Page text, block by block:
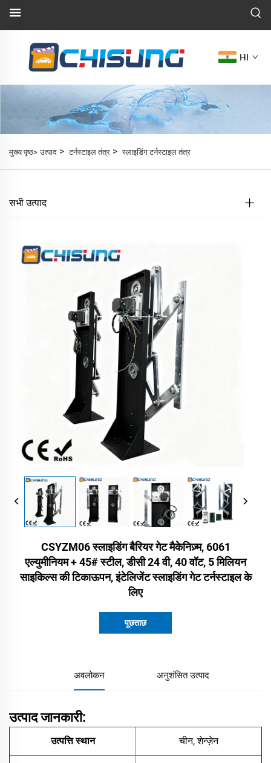
HI
मुख्य पृष्ठ> उत्पाद >टर्नस्टाइल तंत्र >स्लाइडिंग टर्नस्टाइल तंत्र
सभी उत्पाद
CSYZM06 स्लाइडिंग बैरियर गेट मैकेनिज़्म, 6061
एल्युमीनियम + 45# स्टील, डीसी 24 वी, 40 वॉट, 5 मिलियन
साइकिल्स की टिकाऊपन, इंटेलिजेंट स्लाइडिंग गेट टर्नस्टाइल के
लिए
पूछताछ
अवलोकन अनुशंसित उत्पाद
उत्पाद जानकारी:
उत्पत्ति स्थान चीन, शेन्ज़ेन